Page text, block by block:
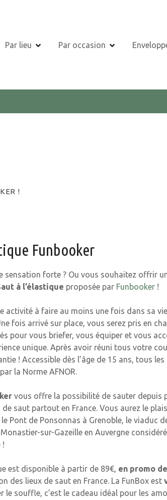
Par lieu Par occasion
!
Funbooker
sensation forte ? Ou vous souhaitez offrir
à l’élastique proposée par Funbooker!
activité à faire au moins une fois dans sa
fois arrivé sur place, vous serez pris en
pour vous briefer, vous équiper et vous
unique. Après avoir réuni tous votre
! Accessible dès l’âge de 15 ans, tous
la Norme AFNOR.
vous offre la possibilité de sauter depuis
saut partout en France. Vous aurez le
Pont de Ponsonnas à Grenoble, le viaduc
sur-Gazeille en Auvergne
!
est disponible à partir de 89€, en promo
des lieux de saut en France. La FunBox est
le souffle, c’est le cadeau idéal pour les